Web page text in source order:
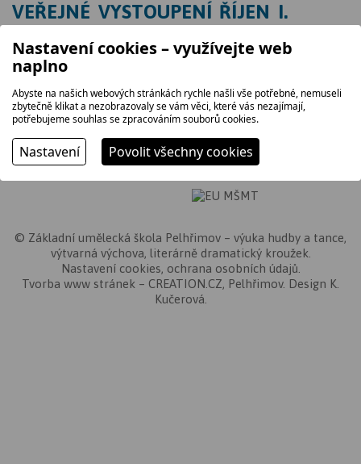
VEŘEJNÉ VYSTOUPENÍ ŘÍJEN I.
31. 10. 2024, 16.00
koncertní sál
LITERÁRNĚ-DRAMATICKÝ OBOR
© Základní umělecká škola Pelhřimov – výuka hudby a tance,
výtvarná výchova, literárně dramatický kroužek.
Nastavení cookies, ochrana osobních údajů
Tvorba www stránek – CREATION.CZ, Pelhřimov. Design K.
Kučerová.
Nastavení cookies – využívejte web
naplno
Abyste na našich webových stránkách rychle našli vše potřebné, nemuseli
zbytečně klikat a nezobrazovaly se vám věci, které vás nezajímají,
potřebujeme souhlas se zpracováním souborů cookies.
Nastavení Povolit všechny cookies